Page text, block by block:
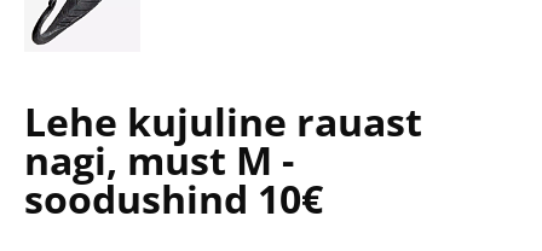
Lehe kujuline rauast
nagi, must M -
soodushind 10€